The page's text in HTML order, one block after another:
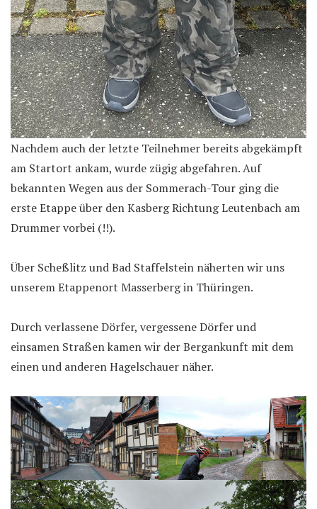
Nachdem auch der letzte Teilnehmer bereits abgekämpft
am Startort ankam, wurde zügig abgefahren. Auf
bekannten Wegen aus der Sommerach-Tour ging die
erste Etappe über den Kasberg Richtung Leutenbach am
Drummer vorbei (!!).
Über Scheßlitz und Bad Staffelstein näherten wir uns
unserem Etappenort Masserberg in Thüringen.
Durch verlassene Dörfer, vergessene Dörfer und
einsamen Straßen kamen wir der Bergankunft mit dem
einen und anderen Hagelschauer näher.